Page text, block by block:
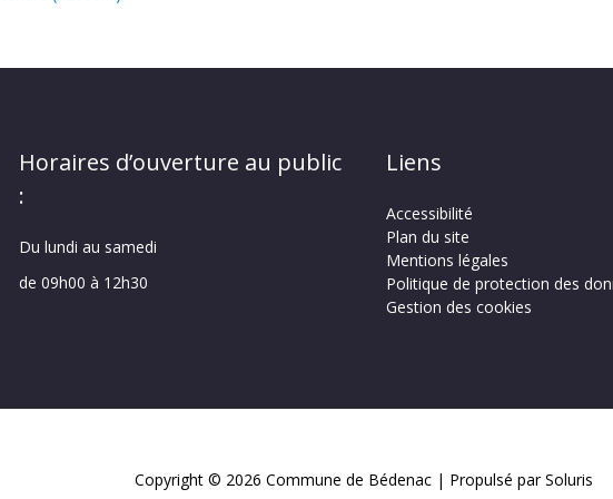
Horaires d’ouverture au public
:
Du lundi au samedi
de 09h00 à 12h30
Liens
Accessibilité
Plan du site
Mentions légales
Politique de protection des
Gestion des cookies
Copyright © 2026 Commune de Bédenac | Propulsé par Soluris